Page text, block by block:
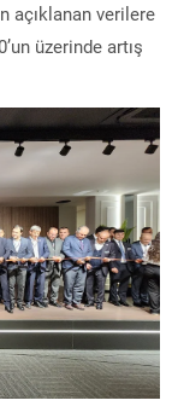
açıklanan verilere
üzerinde artış